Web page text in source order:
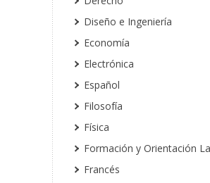
Diseño e Ingeniería
Economía
Electrónica
Español
Filosofía
Física
Formación y Orientación
Francés